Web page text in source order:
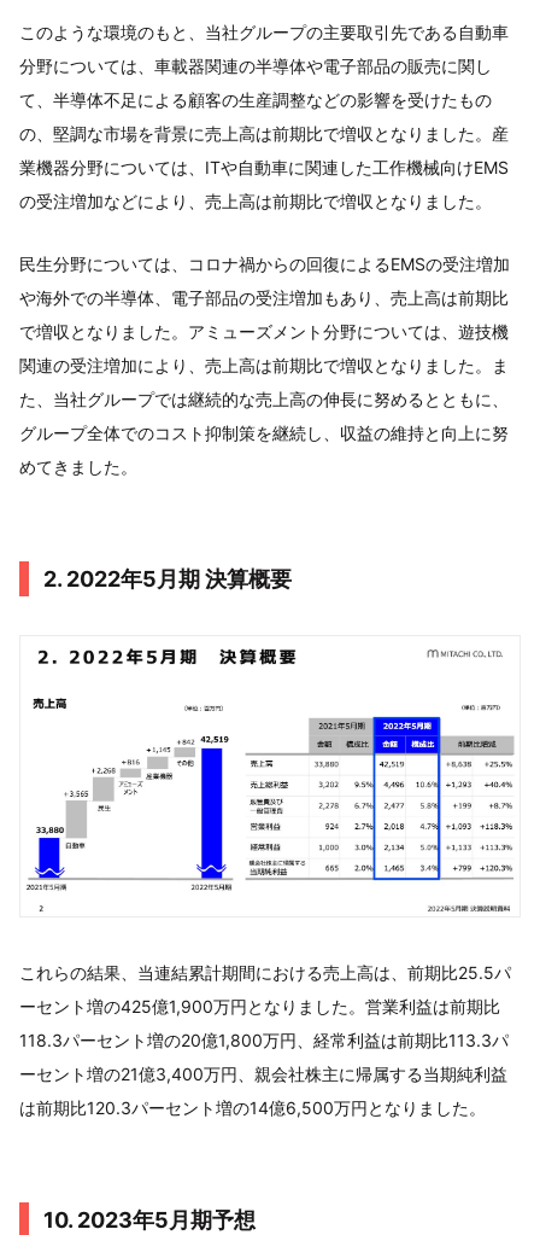
このような環境のもと、当社グループの主要取引先である自動車
分野については、車載器関連の半導体や電子部品の販売に関し
て、半導体不足による顧客の生産調整などの影響を受けたもの
の、堅調な市場を背景に売上高は前期比で増収となりました。産
業機器分野については、ITや自動車に関連した工作機械向けEMS
の受注増加などにより、売上高は前期比で増収となりました。
民生分野については、コロナ禍からの回復によるEMSの受注増加
や海外での半導体、電子部品の受注増加もあり、売上高は前期比
で増収となりました。アミューズメント分野については、遊技機
関連の受注増加により、売上高は前期比で増収となりました。ま
た、当社グループでは継続的な売上高の伸長に努めるとともに、
グループ全体でのコスト抑制策を継続し、収益の維持と向上に努
めてきました。
2. 2022年5月期 決算概要
これらの結果、当連結累計期間における売上高は、前期比25.5パ
ーセント増の425億1,900万円となりました。営業利益は前期比
118.3パーセント増の20億1,800万円、経常利益は前期比113.3パ
ーセント増の21億3,400万円、親会社株主に帰属する当期純利益
は前期比120.3パーセント増の14億6,500万円となりました。
10. 2023年5月期予想